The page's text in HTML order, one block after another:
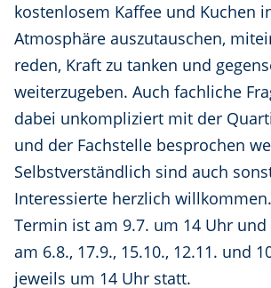
kostenlosem Kaffee und Kuchen
Atmosphäre auszutauschen,
reden, Kraft zu tanken und
weiterzugeben. Auch fachliche
dabei unkompliziert mit der
und der Fachstelle besprochen
Selbstverständlich sind auch
Interessierte herzlich
Termin ist am 9.7. um 14 Uhr
am 6.8., 17.9., 15.10., 12.11. und
jeweils um 14 Uhr statt.